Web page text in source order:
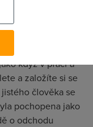
Zmínění lidé
se rozjel až
Filmpubu
Filmpubu
když v práci u
a založíte si se
člověka se
pochopena jako
o odchodu